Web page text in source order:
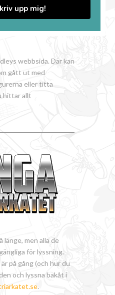
upp mig!
webbsida. Där kan
gått ut med
eller titta
hittar allt
länge, men alla de
för lyssning.
på gång (och hur du
och lyssna bakåt i
.